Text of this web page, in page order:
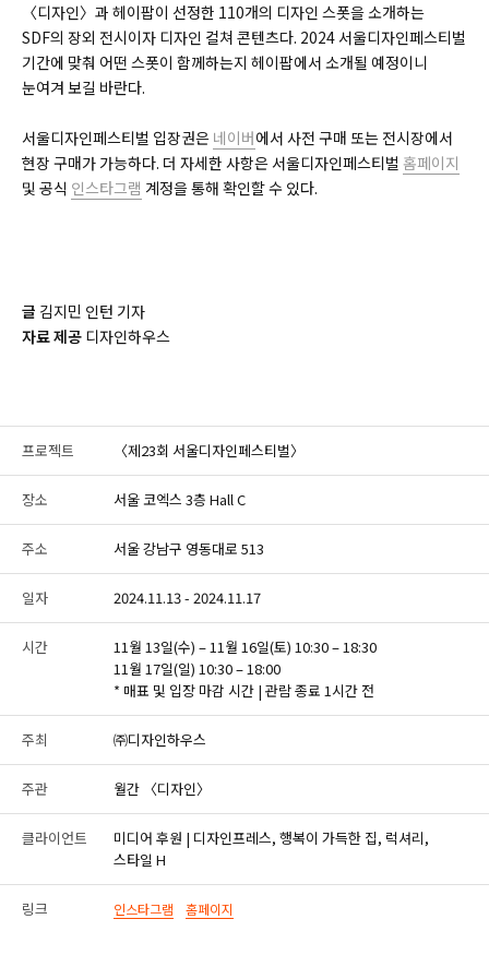
〈디자인〉과 헤이팝이 선정한 110개의 디자인 스폿을 소개하는
SDF의 장외 전시이자 디자인 컬쳐 콘텐츠다. 2024 서울디자인페스티벌
기간에 맞춰 어떤 스폿이 함께하는지 헤이팝에서 소개될 예정이니
눈여겨 보길 바란다.
서울디자인페스티벌 입장권은 네이버에서 사전 구매 또는 전시장에서
현장 구매가 가능하다. 더 자세한 사항은 서울디자인페스티벌 홈페이지
및 공식 인스타그램 계정을 통해 확인할 수 있다.
글 김지민 인턴 기자
자료 제공 디자인하우스
프로젝트 〈제23회 서울디자인페스티벌〉
장소 서울 코엑스 3층 Hall C
주소 서울 강남구 영동대로 513
일자 2024.11.13 - 2024.11.17
시간
11월 13일(수) – 11월 16일(토) 10:30 – 18:30
11월 17일(일) 10:30 – 18:00
* 매표 및 입장 마감 시간 | 관람 종료 1시간 전
주최 ㈜디자인하우스
주관 월간 〈디자인〉
클라이언트
미디어 후원 | 디자인프레스, 행복이 가득한 집, 럭셔리,
스타일 H
링크 인스타그램 홈페이지